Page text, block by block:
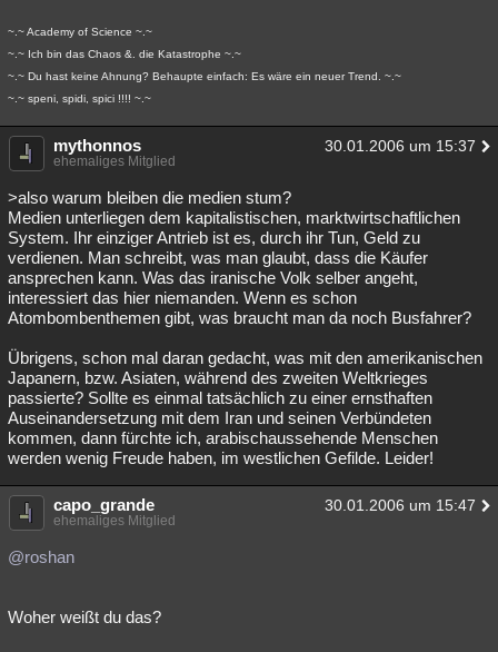
~.~ Academy of Science ~.~
~.~ Ich bin das Chaos &. die Katastrophe ~.~
~.~ Du hast keine Ahnung? Behaupte einfach: Es wäre ein neuer Trend. ~.~
~.~ speni, spidi, spici !!!! ~.~
mythonnos 30.01.2006 um 15:37
ehemaliges Mitglied
>also warum bleiben die medien stum?
Medien unterliegen dem kapitalistischen, marktwirtschaftlichen
System. Ihr einziger Antrieb ist es, durch ihr Tun, Geld zu
verdienen. Man schreibt, was man glaubt, dass die Käufer
ansprechen kann. Was das iranische Volk selber angeht,
interessiert das hier niemanden. Wenn es schon
Atombombenthemen gibt, was braucht man da noch Busfahrer?
Übrigens, schon mal daran gedacht, was mit den amerikanischen
Japanern, bzw. Asiaten, während des zweiten Weltkrieges
passierte? Sollte es einmal tatsächlich zu einer ernsthaften
Auseinandersetzung mit dem Iran und seinen Verbündeten
kommen, dann fürchte ich, arabischaussehende Menschen
werden wenig Freude haben, im westlichen Gefilde. Leider!
capo_grande 30.01.2006 um 15:47
ehemaliges Mitglied
@roshan
Woher weißt du das?